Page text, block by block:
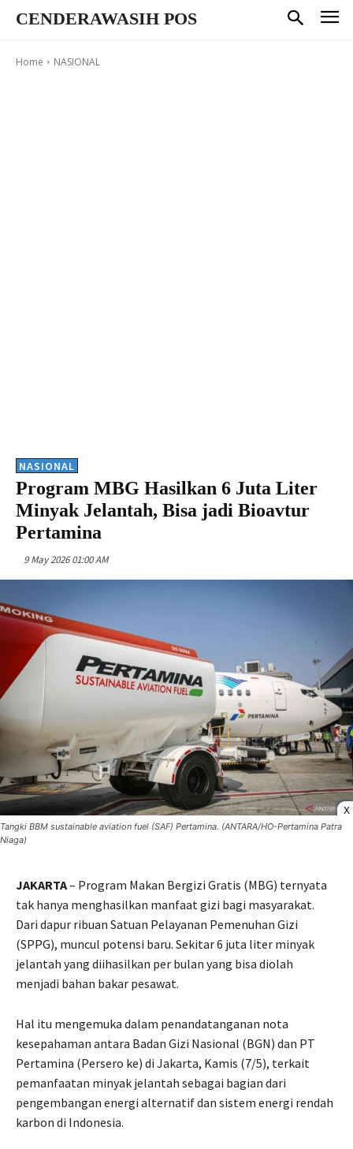
CENDERAWASIH POS
Home NASIONAL
NASIONAL
Program MBG Hasilkan 6 Juta Liter
Minyak Jelantah, Bisa jadi Bioavtur
Pertamina
9 May 2026 01:00 AM
X
Tangki BBM sustainable aviation fuel (SAF) Pertamina. (ANTARA/HO-Pertamina Patra
Niaga)
JAKARTA– Program Makan Bergizi Gratis (MBG) ternyata
tak hanya menghasilkan manfaat gizi bagi masyarakat.
Dari dapur ribuan Satuan Pelayanan Pemenuhan Gizi
(SPPG), muncul potensi baru. Sekitar 6 juta liter minyak
jelantah yang diihasilkan per bulan yang bisa diolah
menjadi bahan bakar pesawat.
Hal itu mengemuka dalam penandatanganan nota
kesepahaman antara Badan Gizi Nasional (BGN) dan PT
Pertamina (Persero ke) di Jakarta, Kamis (7/5), terkait
pemanfaatan minyak jelantah sebagai bagian dari
pengembangan energi alternatif dan sistem energi rendah
karbon di Indonesia.